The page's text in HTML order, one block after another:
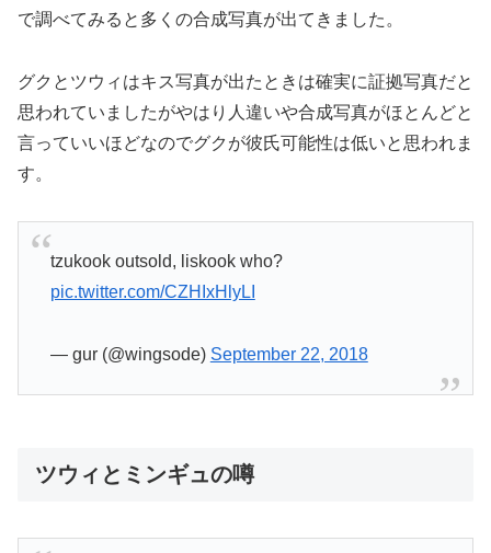
で調べてみると多くの合成写真が出てきました。
グクとツウィはキス写真が出たときは確実に証拠写真だと
思われていましたがやはり人違いや合成写真がほとんどと
言っていいほどなのでグクが彼氏可能性は低いと思われま
す。
tzukook outsold, liskook who?
pic.twitter.com/CZHIxHlyLI
— gur (@wingsode) September 22, 2018
ツウィとミンギュの噂